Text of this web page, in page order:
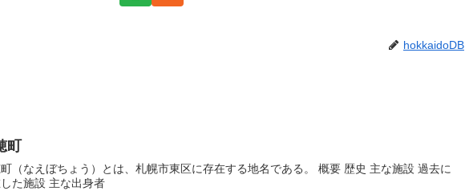
hokkaidoDB
（なえぼちょう）とは、札幌市東区に存在する地名である。 概要 歴史 主な施設 過去に
た施設 主な出身者